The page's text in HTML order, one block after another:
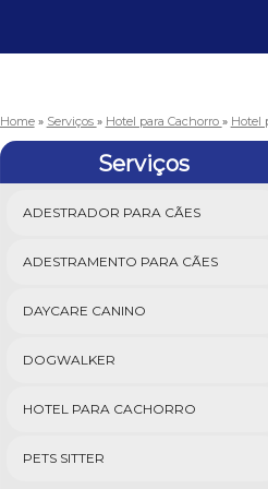
Home » Serviços » Hotel para Cachorro » Hotel
Serviços
ADESTRADOR PARA CÃES
ADESTRAMENTO PARA CÃES
DAYCARE CANINO
DOGWALKER
HOTEL PARA CACHORRO
PETS SITTER